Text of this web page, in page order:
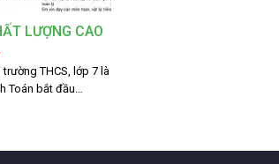
LƯỢNG CAO
THCS, lớp 7 là
Toán bắt đầu…